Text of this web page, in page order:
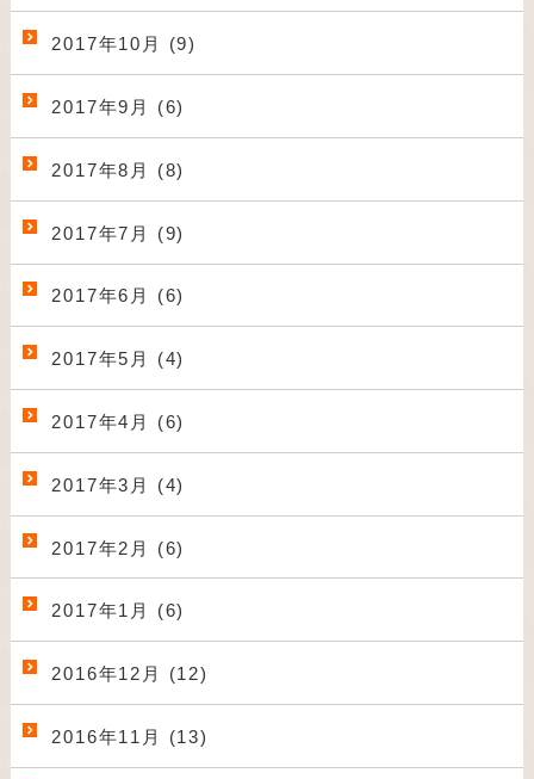
2017年10月 (9)
2017年9月 (6)
2017年8月 (8)
2017年7月 (9)
2017年6月 (6)
2017年5月 (4)
2017年4月 (6)
2017年3月 (4)
2017年2月 (6)
2017年1月 (6)
2016年12月 (12)
2016年11月 (13)